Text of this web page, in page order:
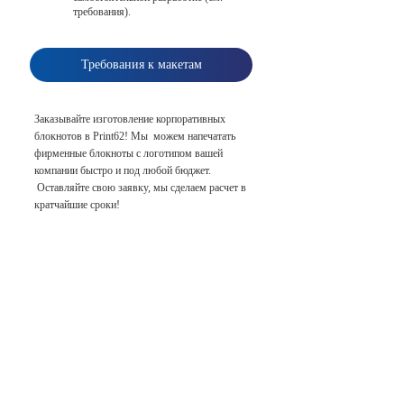
требования).
Требования к макетам
Заказывайте изготовление корпоративных
блокнотов в Print62! Мы можем напечатать
фирменные блокноты с логотипом вашей
компании быстро и под любой бюджет.
Оставляйте свою заявку, мы сделаем расчет в
кратчайшие сроки!